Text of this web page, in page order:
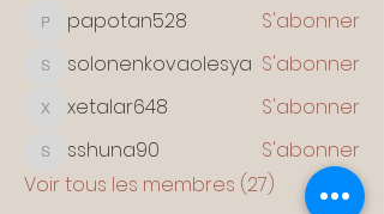
papotan528
papotan528 S'abonner
solonenkovaolesya
solonenkovaolesya S'abonner
xetalar648
xetalar648 S'abonner
sshuna90
sshuna90
S'abonner
Voir tous les membres (27)